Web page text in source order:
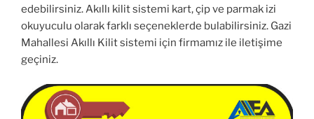
edebilirsiniz. Akıllı kilit sistemi kart, çip ve parmak izi
okuyuculu olarak farklı seçeneklerde bulabilirsiniz. Gazi
Mahallesi Akıllı Kilit sistemi için firmamız ile iletişime
geçiniz.